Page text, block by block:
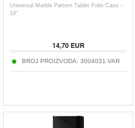
Universal Marble Pattern Tablet Folio Case -
10"
14,70EUR
BROJ PROIZVODA: 3004031-VAR